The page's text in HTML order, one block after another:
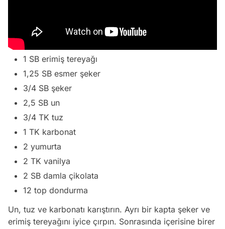
1 SB erimiş tereyağı
1,25 SB esmer şeker
3/4 SB şeker
2,5 SB un
3/4 TK tuz
1 TK karbonat
2 yumurta
2 TK vanilya
2 SB damla çikolata
12 top dondurma
Un, tuz ve karbonatı karıştırın. Ayrı bir kapta şeker ve
erimiş tereyağını iyice çırpın. Sonrasında içerisine birer